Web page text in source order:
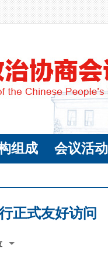
组成 会议活动
正式友好访问